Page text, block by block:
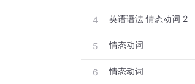
4 英语语法 情态动词 2
5 情态动词
6 情态动词